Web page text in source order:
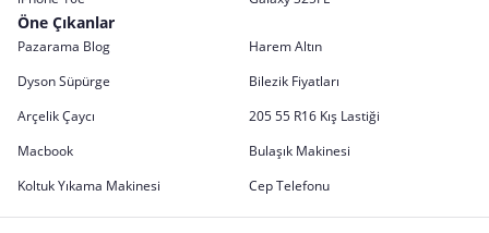
Öne Çıkanlar
Pazarama Blog
Harem Altın
Dyson Süpürge
Bilezik Fiyatları
Arçelik Çaycı
205 55 R16 Kış Lastiği
Macbook
Bulaşık Makinesi
Koltuk Yıkama Makinesi
Cep Telefonu